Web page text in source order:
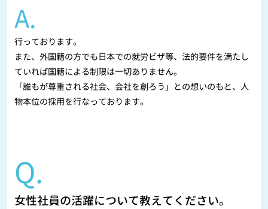
A.
行っております。
また、外国籍の方でも日本での就労ビザ等、法的要件を満たし
ていれば国籍による制限は一切ありません。
「誰もが尊重される社会、会社を創ろう」との想いのもと、人
物本位の採用を行なっております。
Q.
女性社員の活躍について教えてください。